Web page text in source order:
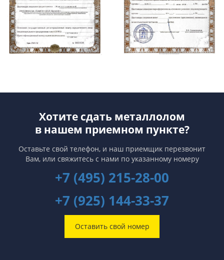
Хотите сдать металлолом
в нашем приемном пункте?
Оставьте свой телефон, и наш приемщик перезвонит
Вам, или свяжитесь с нами по указанному номеру
+7 (495) 215-28-00
+7 (925) 144-33-37
Оставить свой номер